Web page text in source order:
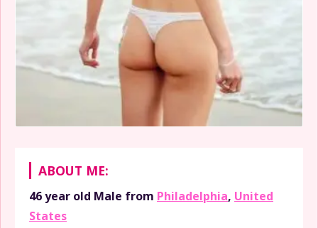
ABOUT ME:
46 year old Male from Philadelphia, United
States